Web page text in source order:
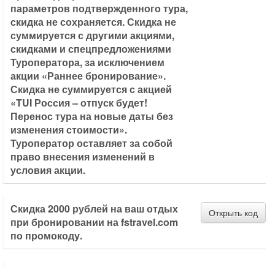
параметров подтвержденного тура,
скидка не сохраняется. Скидка не
суммируется с другими акциями,
скидками и спецпредложениями
Туроператора, за исключением
акции «Раннее бронирование».
Скидка не суммируется с акцией
«TUI Россия – отпуск будет!
Перенос тура на новые даты без
изменения стоимости».
Туроператор оставляет за собой
право внесения изменений в
условия акции.
Скидка 2000 рублей на ваш отдых
при бронировании на fstravel.com
по промокоду.
Открыть код